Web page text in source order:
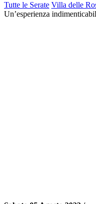
Tutte le Serate Villa delle
Un’esperienza